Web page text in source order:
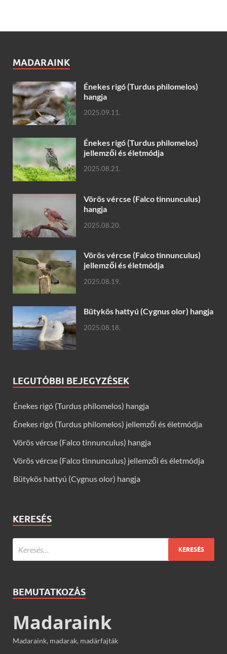
MADARAINK
Énekes rigó (Turdus philomelos)
hangja
2025.09.11.
Énekes rigó (Turdus philomelos)
jellemzői és életmódja
2025.08.21.
Vörös vércse (Falco tinnunculus)
hangja
2025.08.20.
Vörös vércse (Falco tinnunculus)
jellemzői és életmódja
2025.08.19.
Bütykös hattyú (Cygnus olor) hangja
2025.08.18.
LEGUTÓBBI BEJEGYZÉSEK
Énekes rigó (Turdus philomelos) hangja
Énekes rigó (Turdus philomelos) jellemzői és életmódja
Vörös vércse (Falco tinnunculus) hangja
Vörös vércse (Falco tinnunculus) jellemzői és életmódja
Bütykös hattyú (Cygnus olor) hangja
KERESÉS
BEMUTATKOZÁS
Madaraink
Madaraink, madarak, madárfajták